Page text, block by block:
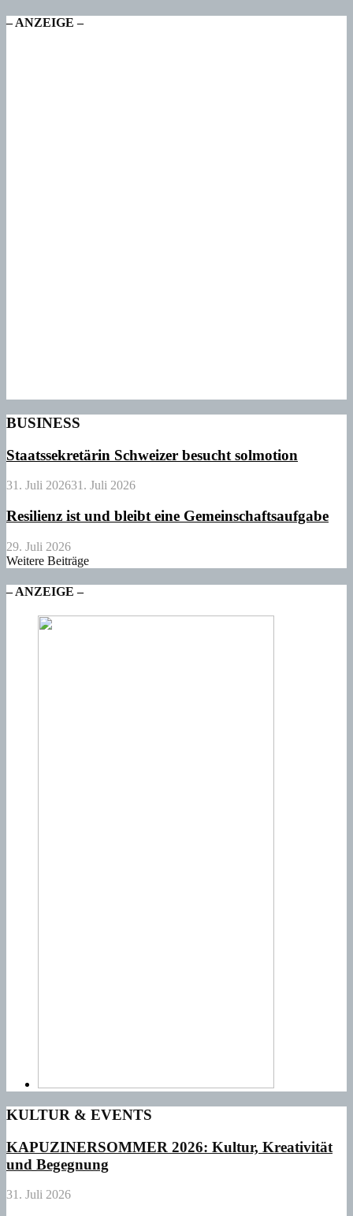
– ANZEIGE –
BUSINESS
Staatssekretärin Schweizer besucht solmotion
31. Juli 202631. Juli 2026
Resilienz ist und bleibt eine Gemeinschaftsaufgabe
29. Juli 2026
Weitere Beiträge
– ANZEIGE –
KULTUR & EVENTS
KAPUZINERSOMMER 2026: Kultur, Kreativität
und Begegnung
31. Juli 2026